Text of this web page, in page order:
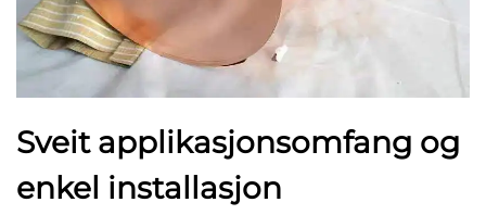
Sveit applikasjonsomfang og
enkel installasjon